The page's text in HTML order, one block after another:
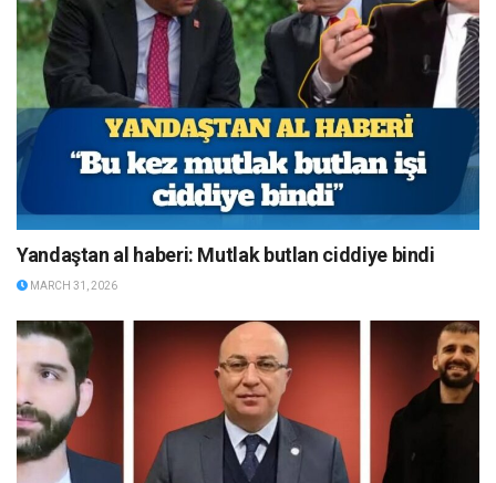
Yandaştan al haberi: Mutlak butlan ciddiye bindi
MARCH 31, 2026